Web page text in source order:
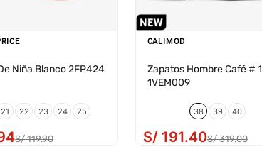
Niña Blanco 2FP424
21 22 23 24 25
S/ 119.90
CALIMOD
Zapatos Hombre Café # 1
1VEM009
38 39 40
S/ 191.40S/ 319.00